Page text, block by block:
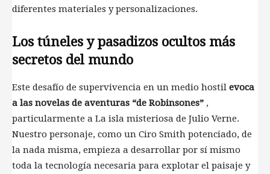
diferentes materiales y personalizaciones.
Los túneles y pasadizos ocultos más
secretos del mundo
Este desafío de supervivencia en un medio hostil evoca
a las novelas de aventuras “de Robinsones” ,
particularmente a La isla misteriosa de Julio Verne.
Nuestro personaje, como un Ciro Smith potenciado, de
la nada misma, empieza a desarrollar por sí mismo
toda la tecnología necesaria para explotar el paisaje y